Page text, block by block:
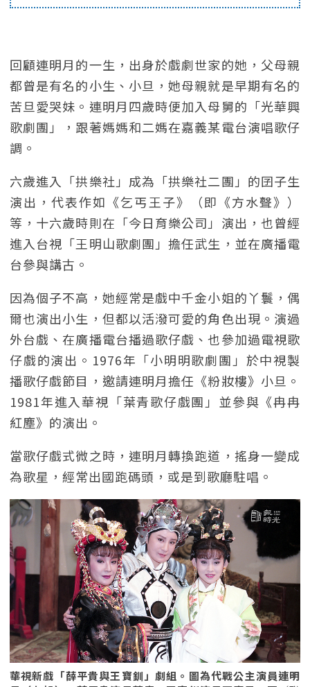
回顧連明月的一生，出身於戲劇世家的她，父母親
都曾是有名的小生、小旦，她母親就是早期有名的
苦旦愛哭妹。連明月四歲時便加入母舅的「光華興
歌劇團」，跟著媽媽和二媽在嘉義某電台演唱歌仔
調。
六歲進入「拱樂社」成為「拱樂社二團」的囝子生
演出，代表作如《乞丐王子》（即《方水聲》）
等，十六歲時則在「今日育樂公司」演出，也曾經
進入台視「王明山歌劇團」擔任武生，並在廣播電
台參與講古。
因為個子不高，她經常是戲中千金小姐的丫鬟，偶
爾也演出小生，但都以活潑可愛的角色出現。演過
外台戲、在廣播電台播過歌仔戲、也參加過電視歌
仔戲的演出。1976年「小明明歌劇團」於中視製
播歌仔戲節目，邀請連明月擔任《粉妝樓》小旦。
1981年進入華視「葉青歌仔戲團」並參與《冉冉
紅塵》的演出。
當歌仔戲式微之時，連明月轉換跑道，搖身一變成
為歌星，經常出國跑碼頭，或是到歌廳駐唱。
華視新戲「薛平貴與王寶釧」劇組。圖為代戰公主演員連明